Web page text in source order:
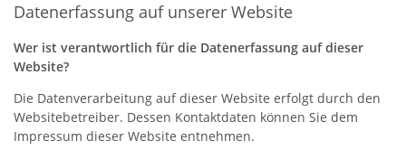
Datenerfassung auf unserer Website
Wer ist verantwortlich für die Datenerfassung auf dieser
Website?
Die Datenverarbeitung auf dieser Website erfolgt durch den
Websitebetreiber. Dessen Kontaktdaten können Sie dem
Impressum dieser Website entnehmen.